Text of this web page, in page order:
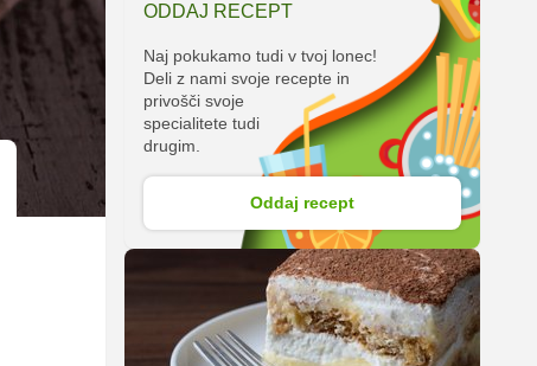
ODDAJ RECEPT
Naj pokukamo tudi v tvoj lonec!
Deli z nami svoje recepte in
privošči svoje
specialitete tudi
drugim.
Oddaj recept